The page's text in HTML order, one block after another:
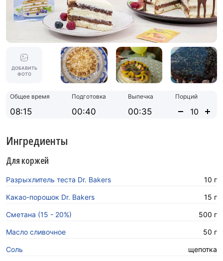
ДОБАВИТЬ
ФОТО
Общее время
08:15
Подготовка
00:40
Выпечка
00:35
Порций
Ингредиенты
Для коржей
Разрыхлитель теста Dr. Bakers 10 г
Какао-порошок Dr. Bakers 15 г
Сметана (15 - 20%) 500 г
Масло сливочное 50 г
Соль щепотка